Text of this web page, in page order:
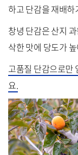
하고 단감을 재배
창녕 단감은 산지
삭한 맛에 당도가
고품질 단감으로만
요.